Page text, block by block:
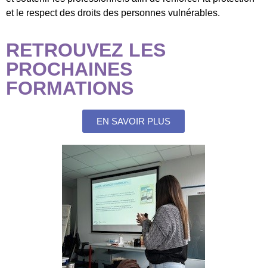
et le respect des droits des personnes vulnérables.
RETROUVEZ LES
PROCHAINES
FORMATIONS
EN SAVOIR PLUS